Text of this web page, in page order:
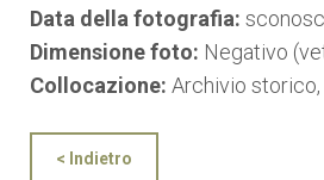
Data della fotografia:
Dimensione foto: Negativo
Collocazione: Archivio
< Indietro